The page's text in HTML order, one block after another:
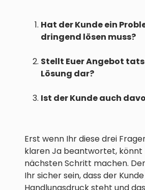
Hat der Kunde ein
dringend lösen muss?
Stellt Euer Angebot
Lösung dar?
Ist der Kunde auch
Erst wenn Ihr diese drei
klaren Ja beantwortet, könnt
nächsten Schritt machen.
Ihr sicher sein, dass der
Handlungsdruck steht und